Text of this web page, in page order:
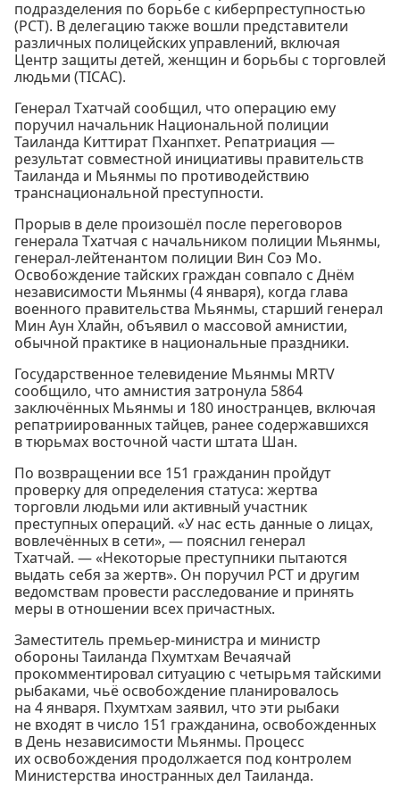
подразделения по борьбе с киберпреступностью
(PCT). В делегацию также вошли представители
различных полицейских управлений, включая
Центр защиты детей, женщин и борьбы с торговлей
людьми (TICAC).
Генерал Тхатчай сообщил, что операцию ему
поручил начальник Национальной полиции
Таиланда Киттират Пханпхет. Репатриация —
результат совместной инициативы правительств
Таиланда и Мьянмы по противодействию
транснациональной преступности.
Прорыв в деле произошёл после переговоров
генерала Тхатчая с начальником полиции Мьянмы,
генерал-лейтенантом полиции Вин Соэ Мо.
Освобождение тайских граждан совпало с Днём
независимости Мьянмы (4 января), когда глава
военного правительства Мьянмы, старший генерал
Мин Аун Хлайн, объявил о массовой амнистии,
обычной практике в национальные праздники.
Государственное телевидение Мьянмы MRTV
сообщило, что амнистия затронула 5864
заключённых Мьянмы и 180 иностранцев, включая
репатриированных тайцев, ранее содержавшихся
в тюрьмах восточной части штата Шан.
По возвращении все 151 гражданин пройдут
проверку для определения статуса: жертва
торговли людьми или активный участник
преступных операций. «У нас есть данные о лицах,
вовлечённых в сети», — пояснил генерал
Тхатчай. — «Некоторые преступники пытаются
выдать себя за жертв». Он поручил PCT и другим
ведомствам провести расследование и принять
меры в отношении всех причастных.
Заместитель премьер-министра и министр
обороны Таиланда Пхумтхам Вечаячай
прокомментировал ситуацию с четырьмя тайскими
рыбаками, чьё освобождение планировалось
на 4 января. Пхумтхам заявил, что эти рыбаки
не входят в число 151 гражданина, освобожденных
в День независимости Мьянмы. Процесс
их освобождения продолжается под контролем
Министерства иностранных дел Таиланда.